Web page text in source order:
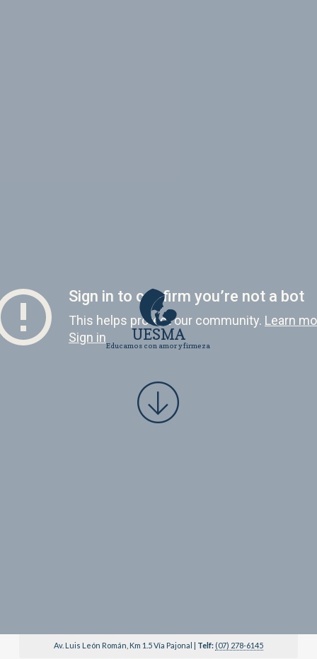
Educamos con amor y firmeza
UESMA
Av. Luis León Román, Km 1.5 Vía Pajonal | Telf: (07) 278-6145